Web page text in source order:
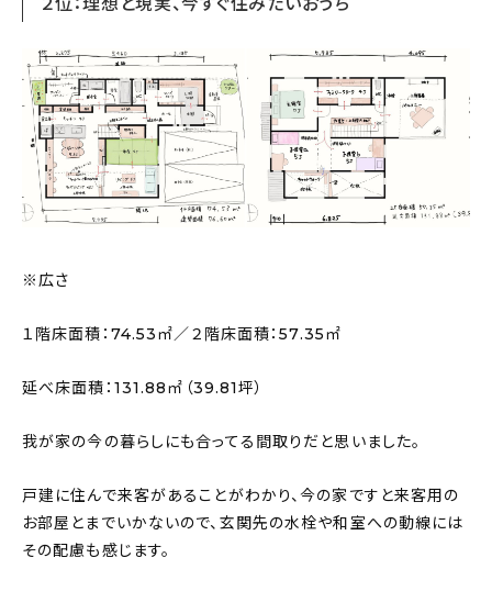
※広さ
１階床面積：74.53㎡／２階床面積：57.35㎡
延べ床面積：131.88㎡（39.81坪）
我が家の今の暮らしにも合ってる間取りだと思いました。
戸建に住んで来客があることがわかり、今の家ですと来客用の
お部屋とまでいかないので、玄関先の水栓や和室への動線には
その配慮も感じます。